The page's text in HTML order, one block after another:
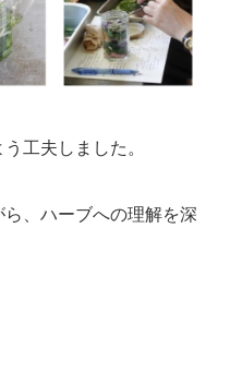
工夫しました。
、ハーブへの理解を深